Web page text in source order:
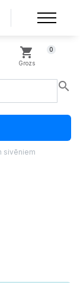
shopping_cart
Grozs
0
search
sivēniem